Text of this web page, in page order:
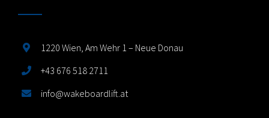
1220 Wien, Am Wehr 1 – Neue Donau
+43 676 518 2711
info@wakeboardlift.at